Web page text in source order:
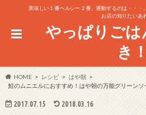
美味しい１番ヘルシー２番、運動するのは・・・
お店の知りたいあ
やっぱりごは
き！
HOME レシピ
はや朝
鮭のムニエルにおすすめ！はや朝の万能グリーン
2017.07.15 2018.03.16